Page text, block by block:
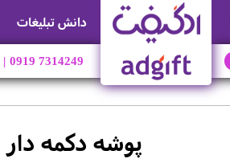
دانش تبلیغات
| 0919 7314249
پوشه دکمه دار A5